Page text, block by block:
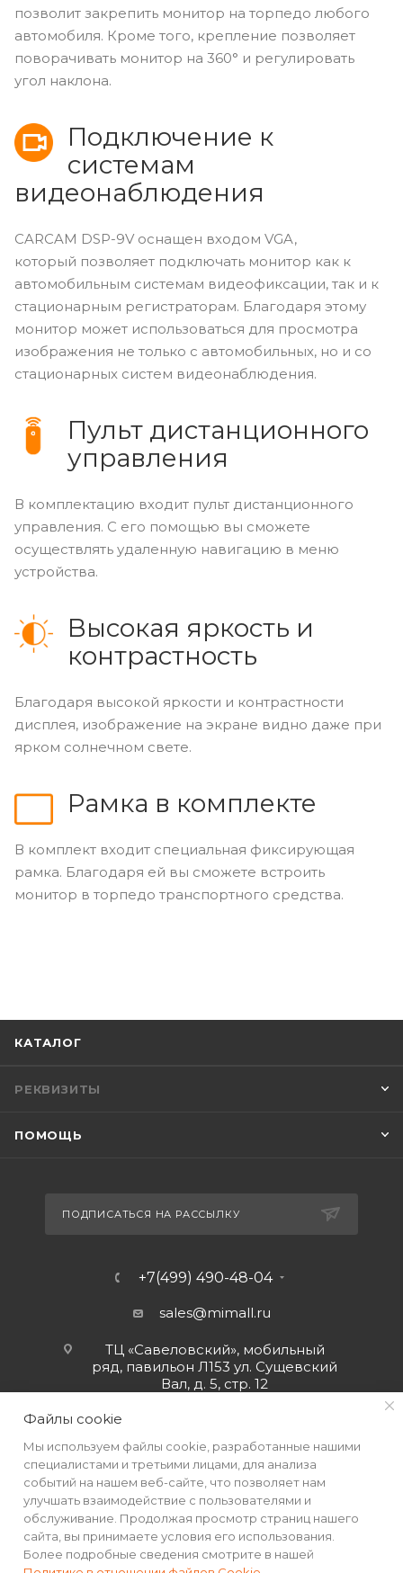
позволит закрепить монитор на торпедо любого
автомобиля. Кроме того, крепление позволяет
поворачивать монитор на 360° и регулировать
угол наклона.
Подключение к
системам
видеонаблюдения
CARCAM DSP-9V оснащен входом VGA,
который позволяет подключать монитор как к
автомобильным системам видеофиксации, так и к
стационарным регистраторам. Благодаря этому
монитор может использоваться для просмотра
изображения не только с автомобильных, но и со
стационарных систем видеонаблюдения.
Пульт дистанционного
управления
В комплектацию входит пульт дистанционного
управления. С его помощью вы сможете
осуществлять удаленную навигацию в меню
устройства.
Высокая яркость и
контрастность
Благодаря высокой яркости и контрастности
дисплея, изображение на экране видно даже при
ярком солнечном свете.
Рамка в комплекте
В комплект входит специальная фиксирующая
рамка. Благодаря ей вы сможете встроить
монитор в торпедо транспортного средства.
КАТАЛОГ
РЕКВИЗИТЫ
ПОМОЩЬ
ПОДПИСАТЬСЯ НА РАССЫЛКУ
+7(499) 490-48-04
sales@mimall.ru
ТЦ «Савеловский», мобильный
ряд, павильон Л153 ул. Сущевский
Вал, д. 5, стр. 12
Файлы cookie
Мы используем файлы cookie, разработанные нашими
специалистами и третьими лицами, для анализа
событий на нашем веб-сайте, что позволяет нам
улучшать взаимодействие с пользователями и
обслуживание. Продолжая просмотр страниц нашего
сайта, вы принимаете условия его использования.
Более подробные сведения смотрите в нашей